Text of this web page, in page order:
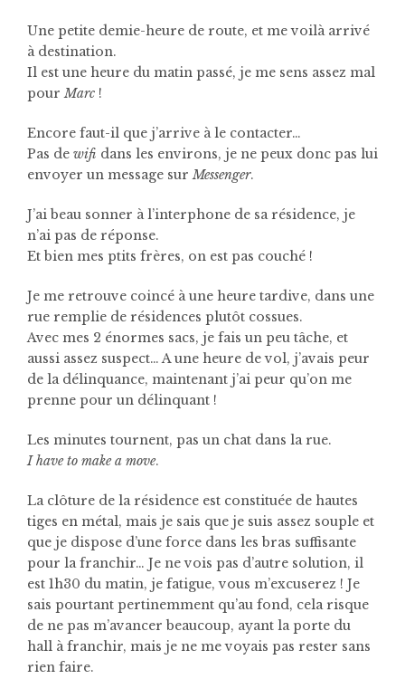
Une petite demie-heure de route, et me voilà arrivé
à destination.
Il est une heure du matin passé, je me sens assez mal
pourMarc !
Encore faut-il que j’arrive à le contacter…
Pas de wifi dans les environs, je ne peux donc pas lui
envoyer un message surMessenger.
J’ai beau sonner à l’interphone de sa résidence, je
n’ai pas de réponse.
Et bien mes ptits frères, on est pas couché !
Je me retrouve coincé à une heure tardive, dans une
rue remplie de résidences plutôt cossues.
Avec mes 2 énormes sacs, je fais un peu tâche, et
aussi assez suspect… A une heure de vol, j’avais peur
de la délinquance, maintenant j’ai peur qu’on me
prenne pour un délinquant !
Les minutes tournent, pas un chat dans la rue.
I have to make a move.
La clôture de la résidence est constituée de hautes
tiges en métal, mais je sais que je suis assez souple et
que je dispose d’une force dans les bras suffisante
pour la franchir… Je ne vois pas d’autre solution, il
est 1h30 du matin, je fatigue, vous m’excuserez ! Je
sais pourtant pertinemment qu’au fond, cela risque
de ne pas m’avancer beaucoup, ayant la porte du
hall à franchir, mais je ne me voyais pas rester sans
rien faire.